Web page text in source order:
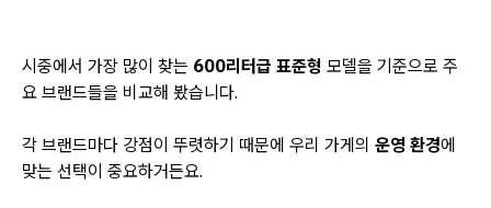
시중에서 가장 많이 찾는 600리터급 표준형 모델을 기준으로 주
요 브랜드들을 비교해 봤습니다.
각 브랜드마다 강점이 뚜렷하기 때문에 우리 가게의 운영 환경에
맞는 선택이 중요하거든요.